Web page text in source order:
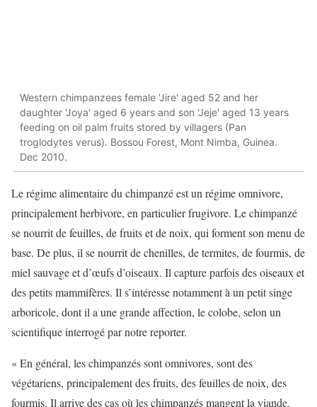
Western chimpanzees female 'Jire' aged 52 and her
daughter 'Joya' aged 6 years and son 'Jeje' aged 13 years
feeding on oil palm fruits stored by villagers (Pan
troglodytes verus). Bossou Forest, Mont Nimba, Guinea.
Dec 2010.
Le régime alimentaire du chimpanzé est un régime omnivore,
principalement herbivore, en particulier frugivore. Le chimpanzé
se nourrit de feuilles, de fruits et de noix, qui forment son menu de
base. De plus, il se nourrit de chenilles, de termites, de fourmis, de
miel sauvage et d’œufs d’oiseaux. Il capture parfois des oiseaux et
des petits mammifères. Il s’intéresse notamment à un petit singe
arboricole, dont il a une grande affection, le colobe, selon un
scientifique interrogé par notre reporter.
« En général, les chimpanzés sont omnivores, sont des
végétariens, principalement des fruits, des feuilles de noix, des
fourmis. Il arrive des cas où les chimpanzés mangent la viande.